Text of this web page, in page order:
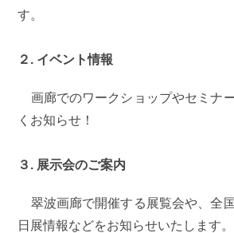
す。
２. イベント情報
画廊でのワークショップやセミナ
くお知らせ！
３. 展示会のご案内
翠波画廊で開催する展覧会や、全
日展情報などをお知らせいたします。